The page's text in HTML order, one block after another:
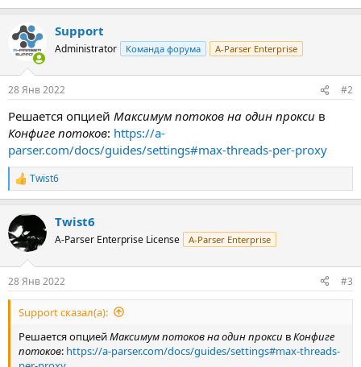
Support
Administrator Команда форума A-Parser Enterprise
28 Янв 2022 #2
Решается опцией Максимум потоков на один прокси в
Конфиге потоков: https://a-
parser.com/docs/guides/settings#max-threads-per-proxy
Р
е
к
ц
и
Twist6
Twist6
A-Parser Enterprise License A-Parser Enterprise
28 Янв 2022 #3
Support сказал(а):
Решается опциейМаксимум потоков на один прокси вКонфиге
потоков: https://a-parser.com/docs/guides/settings#max-threads-